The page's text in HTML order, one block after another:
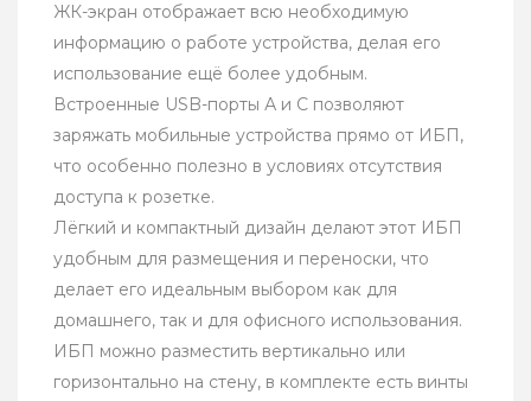
ЖК-экран отображает всю необходимую
информацию о работе устройства, делая его
использование ещё более удобным.
Встроенные USB-порты А и С позволяют
заряжать мобильные устройства прямо от ИБП,
что особенно полезно в условиях отсутствия
доступа к розетке.
Лёгкий и компактный дизайн делают этот ИБП
удобным для размещения и переноски, что
делает его идеальным выбором как для
домашнего, так и для офисного использования.
ИБП можно разместить вертикально или
горизонтально на стену, в комплекте есть винты